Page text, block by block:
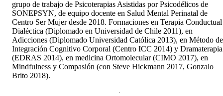
grupo de trabajo de Psicoterapias Asistidas por Psicodélicos de
SONEPSYN, de equipo docente en Salud Mental Perinatal de
Centro Ser Mujer desde 2018. Formaciones en Terapia Conductual
Dialéctica (Diplomado en Universidad de Chile 2011), en
Adicciones (Diplomado Universidad Católica 2013), en Método de
Integración Cognitivo Corporal (Centro ICC 2014) y Dramaterapia
(EDRAS 2014), en medicina Ortomolecular (CIMO 2017), en
Mindfulness y Compasión (con Steve Hickmann 2017, Gonzalo
Brito 2018).